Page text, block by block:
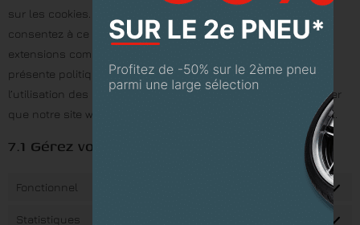
sur les cookies. Dès que vous cliquez sur « Accepter », vous
consentez à ce que nous utilisions tous les cookies et
extensions comme décrit dans la fenêtre contextuelle et la
présente politiquede cookies. Vous pouvez désactiver
l’utilisation des cookies via votre navigateur, mais veuillez noter
que notre site web pourrait ne plus fonctionner correctement.
7.1 Gérez vos réglages de consentement
Fonctionnel Toujours activé
Statistiques